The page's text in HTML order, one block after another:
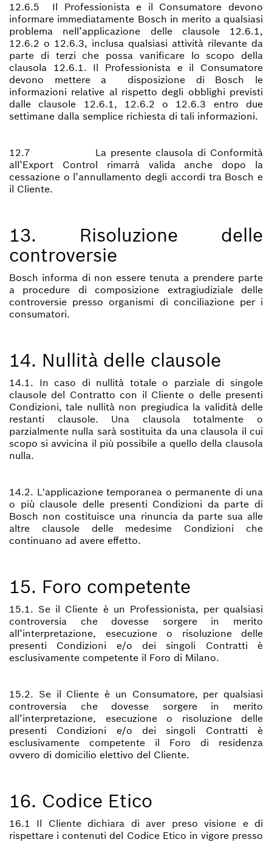
12.6.5 Il Professionista e il Consumatore devono
informare immediatamente Bosch in merito a qualsiasi
problema nell’applicazione delle clausole 12.6.1,
12.6.2 o 12.6.3, inclusa qualsiasi attività rilevante da
parte di terzi che possa vanificare lo scopo della
clausola 12.6.1. Il Professionista e il Consumatore
devono mettere a disposizione di Bosch le
informazioni relative al rispetto degli obblighi previsti
dalle clausole 12.6.1, 12.6.2 o 12.6.3 entro due
settimane dalla semplice richiesta di tali informazioni.
12.7 La presente clausola di Conformità
all’Export Control rimarrà valida anche dopo la
cessazione o l’annullamento degli accordi tra Bosch e
il Cliente.
13. Risoluzione delle
controversie
Bosch informa di non essere tenuta a prendere parte
a procedure di composizione extragiudiziale delle
controversie presso organismi di conciliazione per i
consumatori.
14. Nullità delle clausole
14.1. In caso di nullità totale o parziale di singole
clausole del Contratto con il Cliente o delle presenti
Condizioni, tale nullità non pregiudica la validità delle
restanti clausole. Una clausola totalmente o
parzialmente nulla sarà sostituita da una clausola il cui
scopo si avvicina il più possibile a quello della clausola
nulla.
14.2. L'applicazione temporanea o permanente di una
o più clausole delle presenti Condizioni da parte di
Bosch non costituisce una rinuncia da parte sua alle
altre clausole delle medesime Condizioni che
continuano ad avere effetto.
15. Foro competente
15.1. Se il Cliente è un Professionista, per qualsiasi
controversia che dovesse sorgere in merito
all’interpretazione, esecuzione o risoluzione delle
presenti Condizioni e/o dei singoli Contratti è
esclusivamente competente il Foro di Milano.
15.2. Se il Cliente è un Consumatore, per qualsiasi
controversia che dovesse sorgere in merito
all’interpretazione, esecuzione o risoluzione delle
presenti Condizioni e/o dei singoli Contratti è
esclusivamente competente il Foro di residenza
ovvero di domicilio elettivo del Cliente.
16. Codice Etico
16.1 Il Cliente dichiara di aver preso visione e di
rispettare i contenuti del Codice Etico in vigore presso